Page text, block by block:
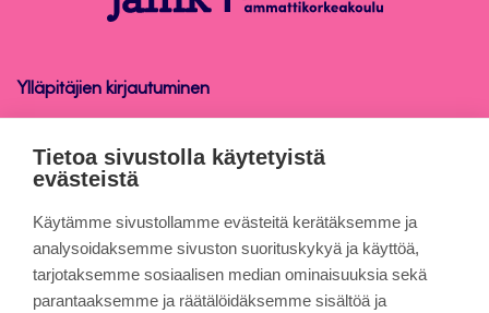
ohjeet
Ylläpitäjien kirjautuminen
Peppi-ohjeet henkilökunnalle
Tietoa sivuista
Evästeet
Tietoa sivustolla käytetyistä
evästeistä
Käytämme sivustollamme evästeitä kerätäksemme ja
analysoidaksemme sivuston suorituskykyä ja käyttöä,
tarjotaksemme sosiaalisen median ominaisuuksia sekä
parantaaksemme ja räätälöidäksemme sisältöä ja